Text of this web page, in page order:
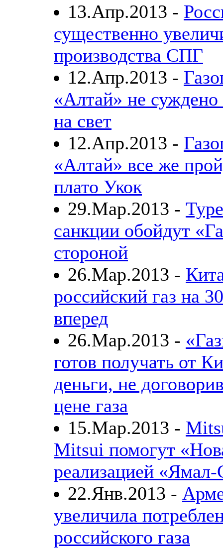
13.Апр.2013 -
существенно
производства СПГ
12.Апр.2013 -
«Алтай» не суждено
на свет
12.Апр.2013 -
«Алтай» все же
плато Укок
29.Мар.2013 -
санкции обойдут
стороной
26.Мар.2013 -
российский газ на
вперед
26.Мар.2013 -
готов получать от
деньги, не
цене газа
15.Мар.2013 -
Mitsui помогут
реализацией
22.Янв.2013 -
увеличила
российского газа